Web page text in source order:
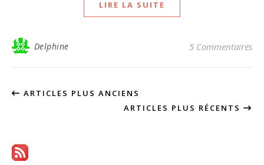
LIRE LA SUITE
Delphine 5 Commentaires
ARTICLES PLUS ANCIENS
ARTICLES PLUS RÉCENTS